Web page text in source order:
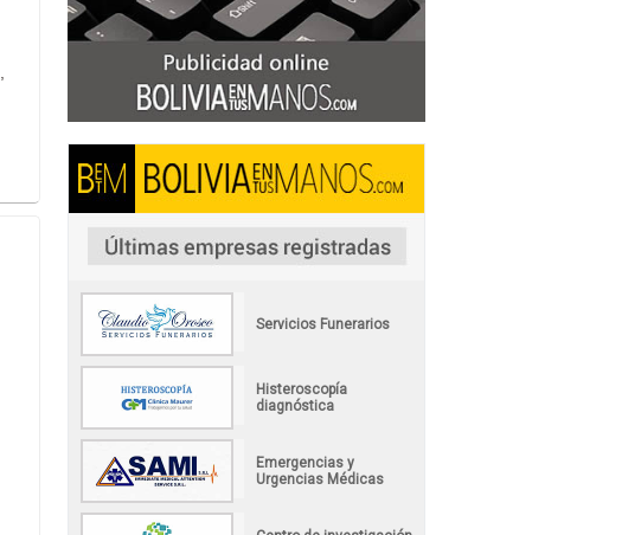
Servicios Funerarios
Histeroscopía
diagnóstica
Emergencias y
Urgencias Médicas